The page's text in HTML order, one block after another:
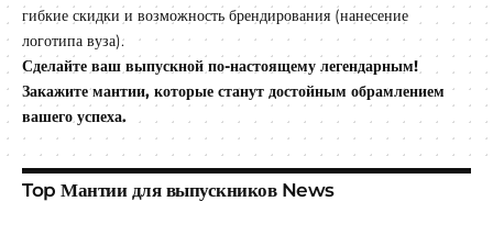
гибкие скидки и возможность брендирования (нанесение
логотипа вуза).
Сделайте ваш выпускной по-настоящему легендарным!
Закажите мантии, которые станут достойным обрамлением
вашего успеха.
Top Мантии для выпускников News